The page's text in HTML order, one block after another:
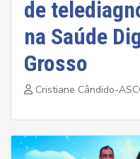
de
na Saúde
Grosso
Cristiane Cândido-